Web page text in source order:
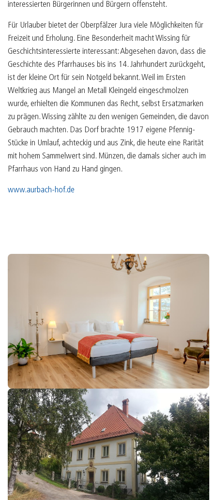
interessierten Bürgerinnen und Bürgern offensteht.
Für Urlauber bietet der Oberpfälzer Jura viele Möglichkeiten für
Freizeit und Erholung. Eine Besonderheit macht Wissing für
Geschichtsinteressierte interessant: Abgesehen davon, dass die
Geschichte des Pfarrhauses bis ins 14. Jahrhundert zurückgeht,
ist der kleine Ort für sein Notgeld bekannt. Weil im Ersten
Weltkrieg aus Mangel an Metall Kleingeld eingeschmolzen
wurde, erhielten die Kommunen das Recht, selbst Ersatzmarken
zu prägen. Wissing zählte zu den wenigen Gemeinden, die davon
Gebrauch machten. Das Dorf brachte 1917 eigene Pfennig-
Stücke in Umlauf, achteckig und aus Zink, die heute eine Rarität
mit hohem Sammelwert sind. Münzen, die damals sicher auch im
Pfarrhaus von Hand zu Hand gingen.
www.aurbach-hof.de